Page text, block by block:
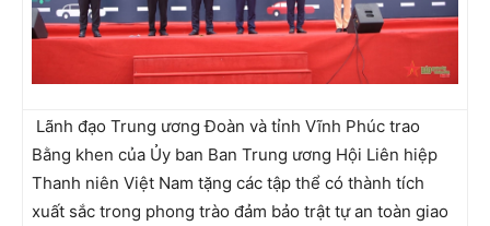
Lãnh đạo Trung ương Đoàn và tỉnh Vĩnh Phúc trao
Bằng khen của Ủy ban Ban Trung ương Hội Liên hiệp
Thanh niên Việt Nam tặng các tập thể có thành tích
xuất sắc trong phong trào đảm bảo trật tự an toàn giao